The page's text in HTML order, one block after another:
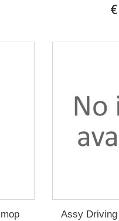
Assy